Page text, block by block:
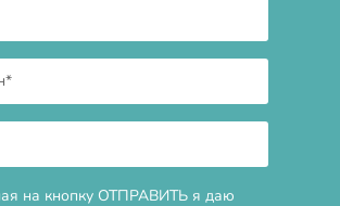
на кнопку ОТПРАВИТЬ я даю